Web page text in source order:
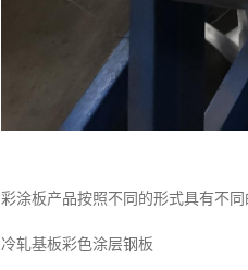
彩涂板产品按照不同的形式具有不
冷轧基板彩色涂层钢板